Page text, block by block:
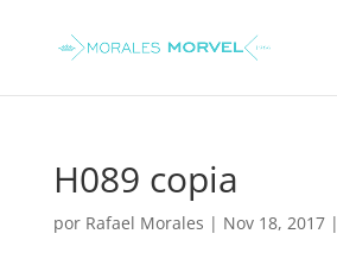
H089 copia
por Rafael Morales | Nov 18, 2017|